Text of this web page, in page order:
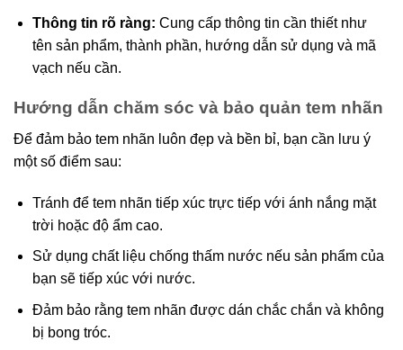
Thông tin rõ ràng: Cung cấp thông tin cần thiết như
tên sản phẩm, thành phần, hướng dẫn sử dụng và mã
vạch nếu cần.
Hướng dẫn chăm sóc và bảo quản tem nhãn
Để đảm bảo tem nhãn luôn đẹp và bền bỉ, bạn cần lưu ý
một số điểm sau:
Tránh để tem nhãn tiếp xúc trực tiếp với ánh nắng mặt
trời hoặc độ ẩm cao.
Sử dụng chất liệu chống thấm nước nếu sản phẩm của
bạn sẽ tiếp xúc với nước.
Đảm bảo rằng tem nhãn được dán chắc chắn và không
bị bong tróc.